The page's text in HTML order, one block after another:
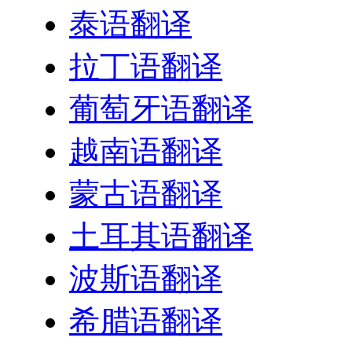
泰语翻译
拉丁语翻译
葡萄牙语翻译
越南语翻译
蒙古语翻译
土耳其语翻译
波斯语翻译
希腊语翻译